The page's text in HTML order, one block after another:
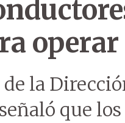
operar
la
que